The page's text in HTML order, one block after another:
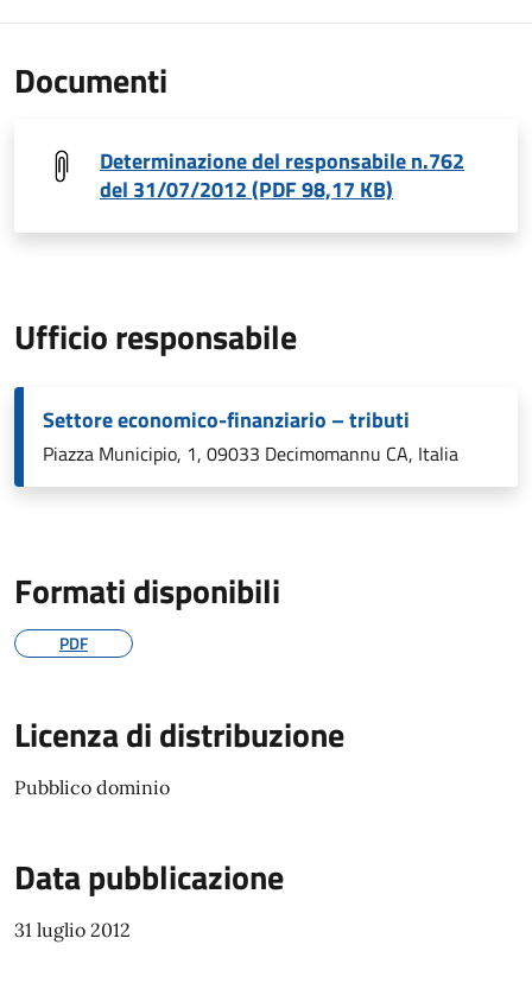
Documenti
Determinazione del responsabile n.762
del 31/07/2012 (PDF 98,17 KB)
Ufficio responsabile
Settore economico-finanziario – tributi
Piazza Municipio, 1, 09033 Decimomannu CA, Italia
Formati disponibili
PDF
Licenza di distribuzione
Pubblico dominio
Data pubblicazione
31 luglio 2012